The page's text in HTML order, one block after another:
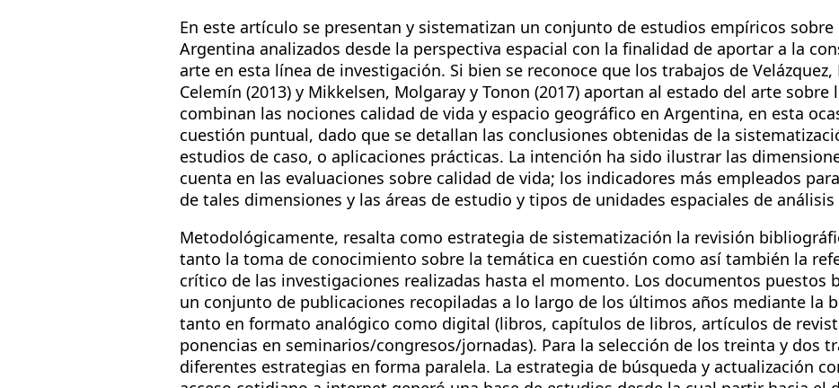
En este artículo se presentan y sistematizan un conjunto de estudios empíricos sobre
Argentina analizados desde la perspectiva espacial con la finalidad de aportar a la
arte en esta línea de investigación. Si bien se reconoce que los trabajos de Velázquez,
Celemín (2013) y Mikkelsen, Molgaray y Tonon (2017) aportan al estado del arte sobre
combinan las nociones calidad de vida y espacio geográfico en Argentina, en esta
cuestión puntual, dado que se detallan las conclusiones obtenidas de la
estudios de caso, o aplicaciones prácticas. La intención ha sido ilustrar las
cuenta en las evaluaciones sobre calidad de vida; los indicadores más empleados
de tales dimensiones y las áreas de estudio y tipos de unidades espaciales de
Metodológicamente, resalta como estrategia de sistematización la revisión
tanto la toma de conocimiento sobre la temática en cuestión como así también la
crítico de las investigaciones realizadas hasta el momento. Los documentos puestos
un conjunto de publicaciones recopiladas a lo largo de los últimos años mediante la
tanto en formato analógico como digital (libros, capítulos de libros, artículos de
ponencias en seminarios/congresos/jornadas). Para la selección de los treinta y dos
diferentes estrategias en forma paralela. La estrategia de búsqueda y actualización